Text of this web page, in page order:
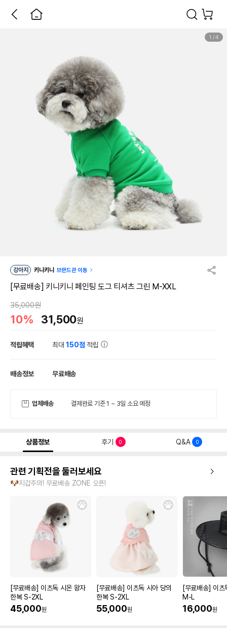
1 /4
강아지 키니키니 브랜드관 이동
[무료배송] 키니키니 페인팅 도그 티셔츠 그린 M-XXL
35,000원
10% 31,500원
적립혜택 최대150점 적립
배송정보 무료배송
업체배송 결제완료 기준 1 ~ 3일 소요 예정
상품정보 후기 0 Q&A 0
관련 기획전을 둘러보세요
🐶지갑주의! 무료배송 ZONE 오픈!
[무료배송] 이츠독 시온 왕자
한복 S-2XL
45,000원
[무료배송] 이츠독 시아 당의
한복 S-2XL
55,000원
[무료배송] 이츠
M-L
16,000원